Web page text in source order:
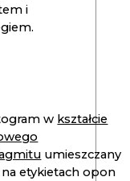
i
w kształcie
umieszczany
etykietach opon